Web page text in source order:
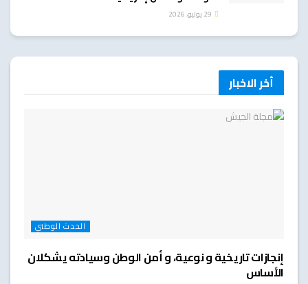
أخر الاخبار
الحدث الوطني
إنجازات تاريخية و نوعية، و أمن الوطن وسيادته يشكلان
الأساس